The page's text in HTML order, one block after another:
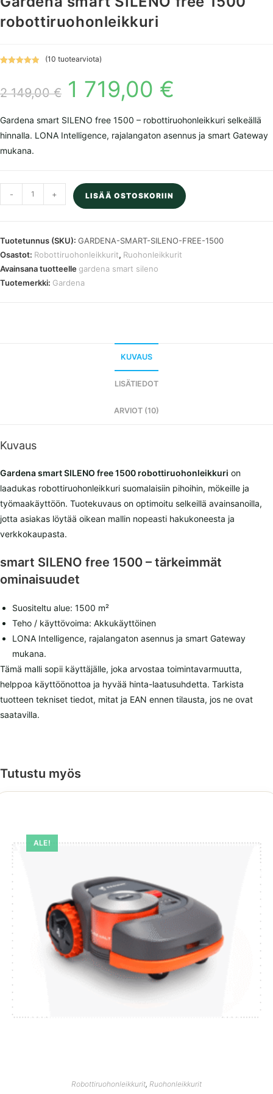
robottiruohonleikkuri
perustuen
arvotuksee
(10 tuotearviota)
2 149,00€
Alkuperäinen
oli:
149,00 €.
1 719,00 €
719,00 €.
Gardena smart SILENO free 1500 – robottiruohonleikkuri selkeällä
hinnalla. LONA Intelligence, rajalangaton asennus ja smart Gateway
mukana.
Gardena
smart
free
1500
robottiruohonleikkuri
määrä
- + LISÄÄ OSTOSKORIIN
Tuotetunnus (SKU): GARDENA-SMART-SILENO-FREE-1500
Osastot: Robottiruohonleikkurit, Ruohonleikkurit
Avainsana tuotteellegardena smart sileno
Tuotemerkki: Gardena
KUVAUS
LISÄTIEDOT
ARVIOT (10)
Kuvaus
Gardena smart SILENO free 1500 robottiruohonleikkuri on
laadukas robottiruohonleikkuri suomalaisiin pihoihin, mökeille ja
työmaakäyttöön. Tuotekuvaus on optimoitu selkeillä avainsanoilla,
jotta asiakas löytää oikean mallin nopeasti hakukoneesta ja
verkkokaupasta.
smart SILENO free 1500 – tärkeimmät
ominaisuudet
Suositeltu alue: 1500 m²
Teho / käyttövoima: Akkukäyttöinen
LONA Intelligence, rajalangaton asennus ja smart Gateway
mukana.
Tämä malli sopii käyttäjälle, joka arvostaa toimintavarmuutta,
helppoa käyttöönottoa ja hyvää hinta-laatusuhdetta. Tarkista
tuotteen tekniset tiedot, mitat ja EAN ennen tilausta, jos ne ovat
saatavilla.
Tutustu myös
ALE!
Robottiruohonleikkurit, Ruohonleikkurit